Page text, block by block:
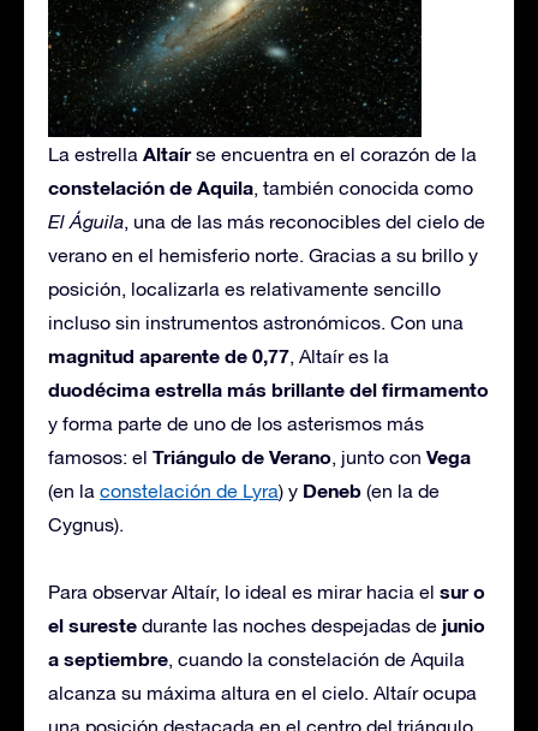
La estrella Altaírse encuentra en el corazón de la
constelación de Aquila, también conocida como
El Águila, una de las más reconocibles del cielo de
verano en el hemisferio norte. Gracias a su brillo y
posición, localizarla es relativamente sencillo
incluso sin instrumentos astronómicos. Con una
magnitud aparente de 0,77, Altaír es la
duodécima estrella más brillante del firmamento
y forma parte de uno de los asterismos más
famosos: el Triángulo de Verano, junto con Vega
(en la constelación de Lyra) y Deneb (en la de
Cygnus).
Para observar Altaír, lo ideal es mirar hacia el sur o
el sureste durante las noches despejadas de junio
a septiembre, cuando la constelación de Aquila
alcanza su máxima altura en el cielo. Altaír ocupa
una posición destacada en el centro del triángulo